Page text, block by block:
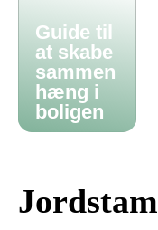
Guide til
at skabe
sammen
hæng i
boligen